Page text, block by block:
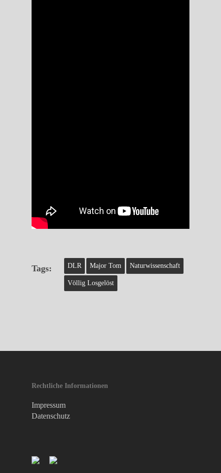
Tags: DLR Major Tom Naturwissenschaft
Völlig Losgelöst
Rechtliche Informationen
Impressum
Datenschutz